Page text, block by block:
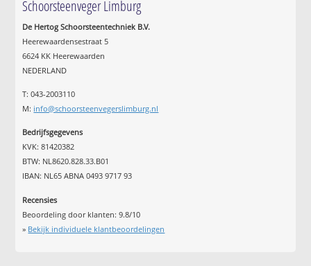
Schoorsteenveger Limburg
De Hertog Schoorsteentechniek B.V.
Heerewaardensestraat 5
6624 KK Heerewaarden
NEDERLAND
T: 043-2003110
M: info@schoorsteenvegerslimburg.nl
Bedrijfsgegevens
KVK: 81420382
BTW: NL8620.828.33.B01
IBAN: NL65 ABNA 0493 9717 93
Recensies
Beoordeling door klanten:9.8/10
» Bekijk individuele klantbeoordelingen